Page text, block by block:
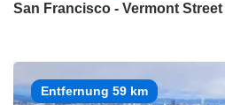
San Francisco - Vermont Street
Entfernung 59 km